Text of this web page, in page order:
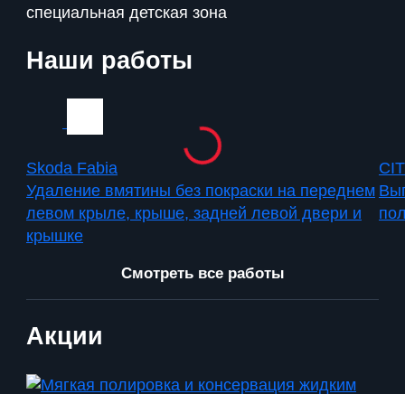
специальная детская зона
Наши работы
Skoda Fabia
Удаление вмятины без покраски на переднем
левом крыле, крыше, задней левой двери и
крышке
Смотреть все работы
Акции